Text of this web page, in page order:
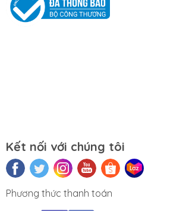
laptop.
Địa chỉ: Số 153 Lê Thanh
Đồng Tâm- Quận Hai Bà
Website:https://
Kết nối với chúng tôi
Phương thức thanh toán